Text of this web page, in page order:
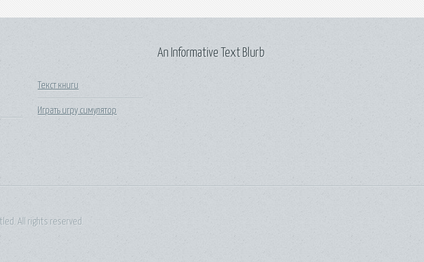
Текст книги
Играть игру симулятор
An Informative Text Blurb
All rights reserved.